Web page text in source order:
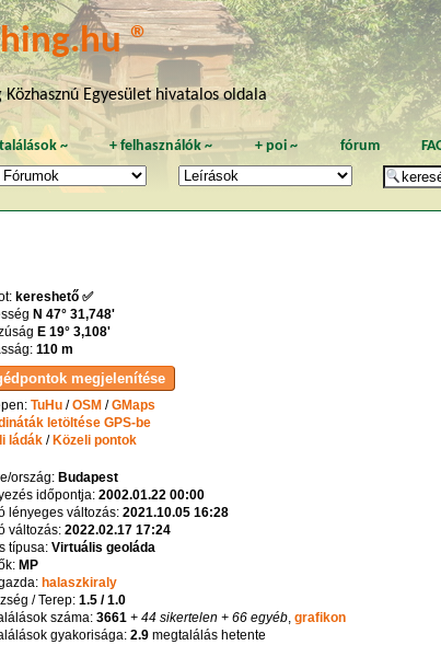
®
Egyesület hivatalos oldala
~ +felhasználók ~ +poi~ fórum
kereshető ✅
N 47° 31,748'
E 19° 3,108'
110 m
TuHu/OSM /GMaps
letöltése GPS-be
ládák/ Közeli pontok
ország: Budapest
időpontja: 2002.01.22 00:00
lényeges változás: 2021.10.05 16:28
változás: 2022.02.17 17:24
típusa: Virtuális geoláda
MP
halaszkiraly
/ Terep: 1.5 / 1.0
száma: 3661+ 44 sikertelen + 66 egyéb, grafikon
gyakorisága: 2.9megtalálás hetente